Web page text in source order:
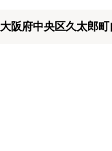
大阪府中央区久太郎